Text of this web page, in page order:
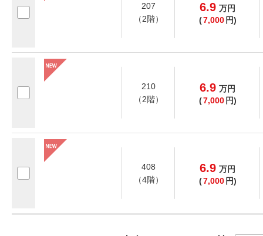
207
（2階）
6.9 万円
(7,000 円)
210
（2階）
6.9 万円
(7,000 円)
408
（4階）
6.9 万円
(7,000 円)